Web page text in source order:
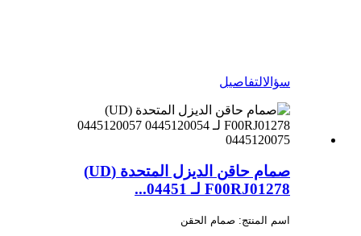
سؤالالتفاصيل
صمام حاقن الديزل المتحدة (UD)
F00RJ01278 لـ 04451...
اسم المنتج: صمام الحقن